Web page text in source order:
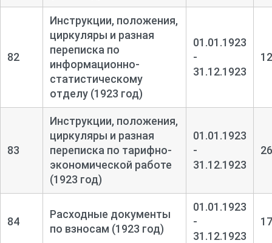
82
Инструкции, положения,
циркуляры и разная
переписка по
информационно-
статистическому
отделу (1923 год)
01.01.1923
-
31.12.1923
83
Инструкции, положения,
циркуляры и разная
переписка по тарифно-
экономической работе
(1923 год)
01.01.1923
-
31.12.1923
84
Расходные документы
по взносам (1923 год)
01.01.1923
-
31.12.1923